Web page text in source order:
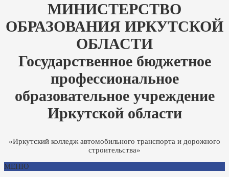
МИНИСТЕРСТВО
ОБРАЗОВАНИЯ ИРКУТСКОЙ
ОБЛАСТИ
Государственное бюджетное
профессиональное
образовательное учреждение
Иркутской области
«Иркутский колледж автомобильного транспорта и дорожного
строительства»
МЕНЮ